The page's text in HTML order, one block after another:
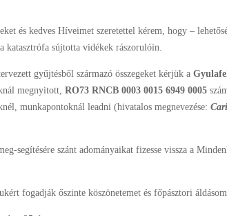
és kedves Híveimet szeretettel kérem, hogy –
katasztrófa sújtotta vidékek rászorulóin.
gyűjtésből származó összegeket kérjük a
megnyitott, RO73 RNCB 0003 0015 6949 0005
munkapontoknál leadni (hivatalos megnevezése:
segítésére szánt adományaikat fizesse vissza a
fogadják őszinte köszönetemet és főpásztori